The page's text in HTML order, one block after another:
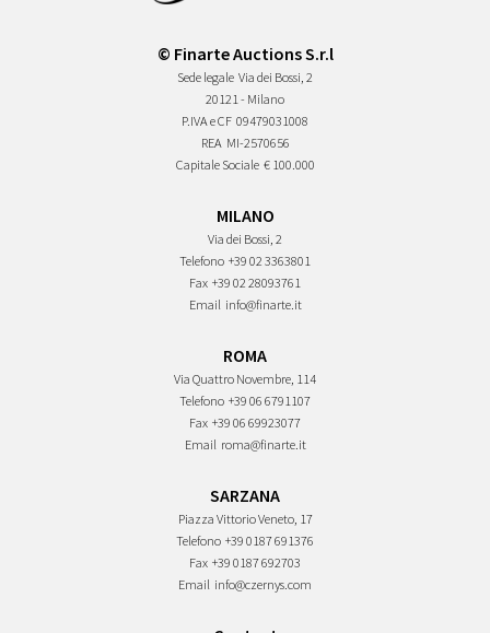
© Finarte Auctions S.r.l
Sede legale Via dei Bossi, 2
20121 - Milano
P.IVA e CF 09479031008
REA MI-2570656
Capitale Sociale € 100.000
MILANO
Via dei Bossi, 2
Telefono +39 02 3363801
Fax +39 02 28093761
Email info@finarte.it
ROMA
Via Quattro Novembre, 114
Telefono +39 06 6791107
Fax +39 06 69923077
Email roma@finarte.it
SARZANA
Piazza Vittorio Veneto, 17
Telefono +39 0187 691376
Fax +39 0187 692703
Email info@czernys.com